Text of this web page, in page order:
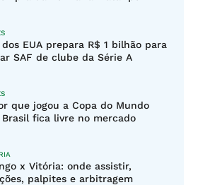
EUA prepara R$ 1 bilhão para
SAF de clube da Série A
que jogou a Copa do Mundo
fica livre no mercado
x Vitória: onde assistir,
palpites e arbitragem